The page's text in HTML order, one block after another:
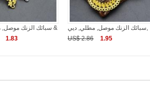
سبائك الزنك موصل, مطلي, ديي &
1.83
سبائك الزنك موصل, مطلي, ديي,
US$ 2.86
1.95